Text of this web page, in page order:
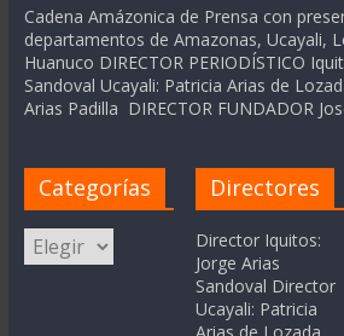
Cadena Amázonica de Prensa con
departamentos de Amazonas, Ucayali,
Huanuco DIRECTOR PERIODÍSTICO
Sandoval Ucayali: Patricia Arias de
Arias Padilla DIRECTOR FUNDADOR
Categorías
Categorías
Directores
Director Iquitos:
Jorge Arias
Sandoval Director
Ucayali: Patricia